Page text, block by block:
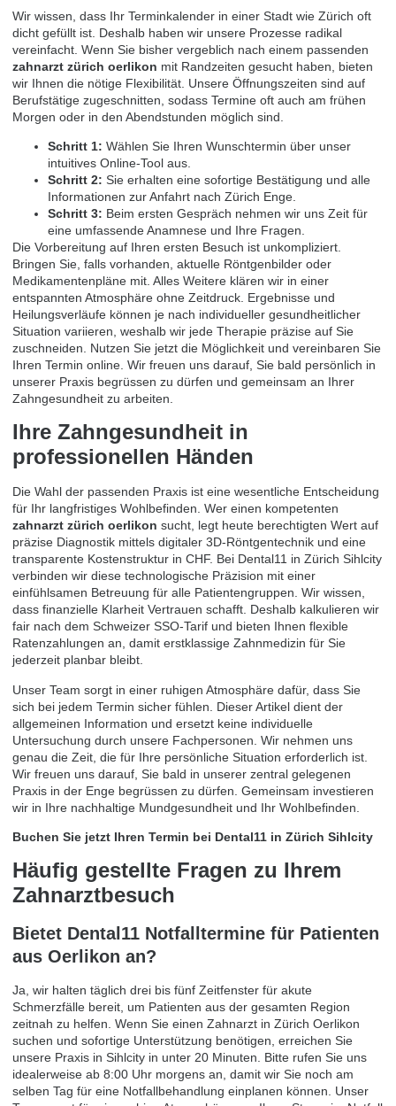
Wir wissen, dass Ihr Terminkalender in einer Stadt wie Zürich oft
dicht gefüllt ist. Deshalb haben wir unsere Prozesse radikal
vereinfacht. Wenn Sie bisher vergeblich nach einem passenden
zahnarzt zürich oerlikon mit Randzeiten gesucht haben, bieten
wir Ihnen die nötige Flexibilität. Unsere Öffnungszeiten sind auf
Berufstätige zugeschnitten, sodass Termine oft auch am frühen
Morgen oder in den Abendstunden möglich sind.
Schritt 1: Wählen Sie Ihren Wunschtermin über unser
intuitives Online-Tool aus.
Schritt 2: Sie erhalten eine sofortige Bestätigung und alle
Informationen zur Anfahrt nach Zürich Enge.
Schritt 3: Beim ersten Gespräch nehmen wir uns Zeit für
eine umfassende Anamnese und Ihre Fragen.
Die Vorbereitung auf Ihren ersten Besuch ist unkompliziert.
Bringen Sie, falls vorhanden, aktuelle Röntgenbilder oder
Medikamentenpläne mit. Alles Weitere klären wir in einer
entspannten Atmosphäre ohne Zeitdruck. Ergebnisse und
Heilungsverläufe können je nach individueller gesundheitlicher
Situation variieren, weshalb wir jede Therapie präzise auf Sie
zuschneiden. Nutzen Sie jetzt die Möglichkeit und vereinbaren Sie
Ihren Termin online . Wir freuen uns darauf, Sie bald persönlich in
unserer Praxis begrüssen zu dürfen und gemeinsam an Ihrer
Zahngesundheit zu arbeiten.
Ihre Zahngesundheit in
professionellen Händen
Die Wahl der passenden Praxis ist eine wesentliche Entscheidung
für Ihr langfristiges Wohlbefinden. Wer einen kompetenten
zahnarzt zürich oerlikon sucht, legt heute berechtigten Wert auf
präzise Diagnostik mittels digitaler 3D-Röntgentechnik und eine
transparente Kostenstruktur in CHF. Bei Dental11 in Zürich Sihlcity
verbinden wir diese technologische Präzision mit einer
einfühlsamen Betreuung für alle Patientengruppen. Wir wissen,
dass finanzielle Klarheit Vertrauen schafft. Deshalb kalkulieren wir
fair nach dem Schweizer SSO-Tarif und bieten Ihnen flexible
Ratenzahlungen an, damit erstklassige Zahnmedizin für Sie
jederzeit planbar bleibt.
Unser Team sorgt in einer ruhigen Atmosphäre dafür, dass Sie
sich bei jedem Termin sicher fühlen. Dieser Artikel dient der
allgemeinen Information und ersetzt keine individuelle
Untersuchung durch unsere Fachpersonen. Wir nehmen uns
genau die Zeit, die für Ihre persönliche Situation erforderlich ist.
Wir freuen uns darauf, Sie bald in unserer zentral gelegenen
Praxis in der Enge begrüssen zu dürfen. Gemeinsam investieren
wir in Ihre nachhaltige Mundgesundheit und Ihr Wohlbefinden.
Buchen Sie jetzt Ihren Termin bei Dental11 in Zürich Sihlcity
Häufig gestellte Fragen zu Ihrem
Zahnarztbesuch
Bietet Dental11 Notfalltermine für Patienten
aus Oerlikon an?
Ja, wir halten täglich drei bis fünf Zeitfenster für akute
Schmerzfälle bereit, um Patienten aus der gesamten Region
zeitnah zu helfen. Wenn Sie einen Zahnarzt in Zürich Oerlikon
suchen und sofortige Unterstützung benötigen, erreichen Sie
unsere Praxis in Sihlcity in unter 20 Minuten. Bitte rufen Sie uns
idealerweise ab 8:00 Uhr morgens an, damit wir Sie noch am
selben Tag für eine Notfallbehandlung einplanen können. Unser